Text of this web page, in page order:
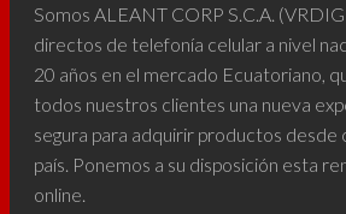
Somos ALEANT CORP S.C.A.
directos de telefonía celular a nivel
20 años en el mercado Ecuatoriano,
todos nuestros clientes una nueva
segura para adquirir productos desde
país. Ponemos a su disposición esta
online.